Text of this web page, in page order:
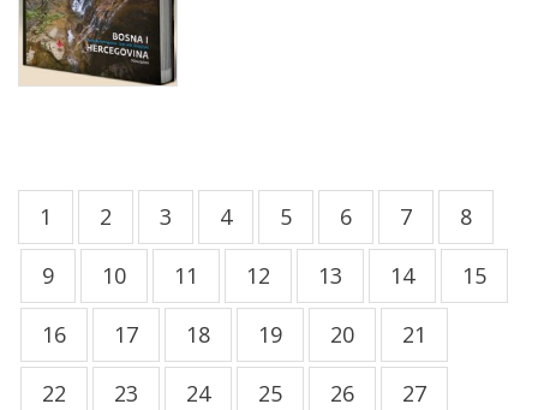
1 2 3 4 5 6 7 8
9 10 11 12 13 14 15
16 17 18 19 20 21
22 23 24 25 26 27